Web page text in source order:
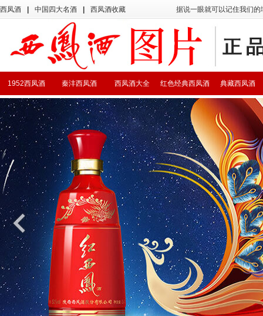
西凤酒 中国四大名酒 西凤酒收藏 据说一眼就可以记住我们
典藏西凤酒
红色经典西凤酒
西凤酒大全
秦沣西凤酒
1952西凤酒